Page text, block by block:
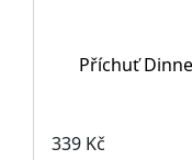
Příchuť
339 Kč